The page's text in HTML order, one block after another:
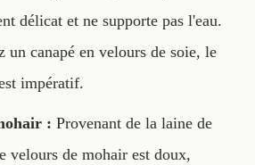
délicat et ne supporte pas l'eau.
un canapé en velours de soie, le
impératif.
: Provenant de la laine de
velours de mohair est doux,